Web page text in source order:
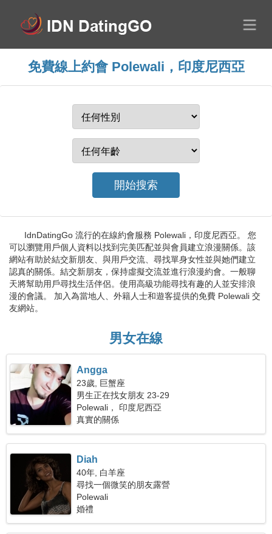
免費線上約會 Polewali，印度尼西亞
IdnDatingGo 流行的在線約會服務 Polewali，印度尼西亞。 您
可以瀏覽用戶個人資料以找到完美匹配並與會員建立浪漫關係。該
網站有助於結交新朋友、與用戶交流、尋找單身女性並與她們建立
認真的關係。結交新朋友，保持虛擬交流並進行浪漫約會。一般聊
天將幫助用戶尋找生活伴侶。使用高級功能尋找有趣的人並安排浪
漫的會議。 加入為當地人、外籍人士和遊客提供的免費 Polewali 交
友網站。
男女在線
Angga
23歲, 巨蟹座
男生正在找女朋友 23-29
Polewali， 印度尼西亞
真實的關係
Diah
40年, 白羊座
尋找一個微笑的朋友露營
Polewali
婚禮